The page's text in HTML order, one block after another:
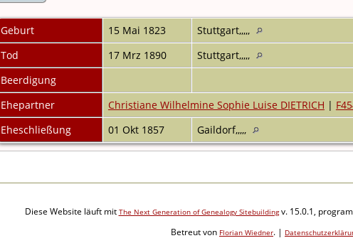
Geburt 15 Mai 1823
Stuttgart,,,,,
Tod
17 Mrz 1890
Stuttgart,,,,,
Beerdigung
Ehepartner
Christiane Wilhelmine Sophie Luise DIETRICH |
Eheschließung
01 Okt 1857 Gaildorf,,,,,
Diese Website läuft mit The Next Generation of Genealogy Sitebuildingv. 15.0.1,
Betreut von Florian Wiedner. |